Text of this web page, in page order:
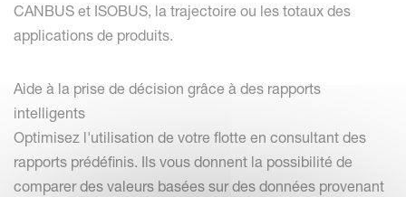
CANBUS et ISOBUS, la trajectoire ou les totaux des
applications de produits.
Aide à la prise de décision grâce à des rapports
intelligents
Optimisez l'utilisation de votre flotte en consultant des
rapports prédéfinis. Ils vous donnent la possibilité de
comparer des valeurs basées sur des données provenant